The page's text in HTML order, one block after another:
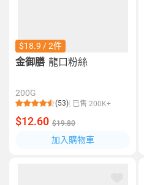
$18.9 / 2件
金御膳 龍口粉絲
200G
(53) 已售 200K+
$12.60 $19.80
加入購物車